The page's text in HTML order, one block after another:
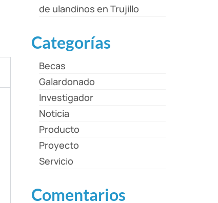
de ulandinos en Trujillo
Categorías
Becas
Galardonado
Investigador
Noticia
Producto
Proyecto
Servicio
Comentarios